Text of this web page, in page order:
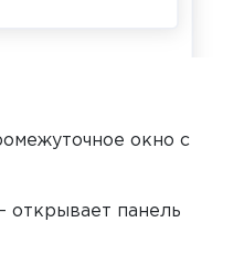
окно с
панель